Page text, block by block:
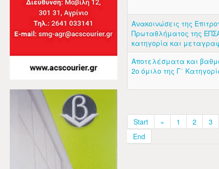
Ανακοινώσεις της
Πρωταθλήματος της
κατηγορία και
Αποτελέσματα και
2ο όμιλο της Γ΄
Start « 1 2
3
End